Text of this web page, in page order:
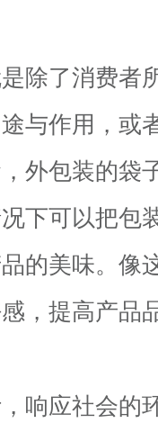
除了消费者
与作用，或
外包装的袋
下可以把包
的美味。像
，提高产品
响应社会的